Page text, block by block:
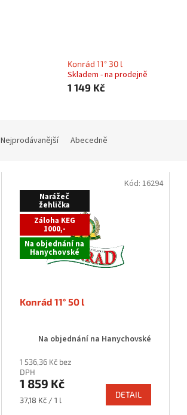
Konrád 11° 30 l
Skladem - na prodejně
1 149 Kč
Nejprodávanější Abecedně
Narážeč
žehlička
Záloha KEG
1000,-
Na objednání na
Hanychovské
Konrád 11° 50 l
Na objednání na Hanychovské
1 536,36 Kč bez
DPH
1 859 Kč
Měrná
37,18 Kč / 1 l
DETAIL
Kód: 16294